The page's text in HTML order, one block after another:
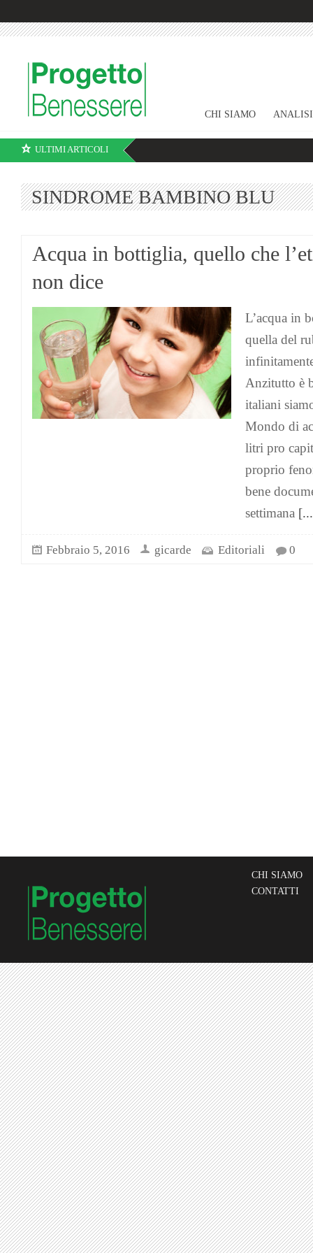
CHI SIAMO ANALISI
ULTIMI ARTICOLI
SINDROME BAMBINO BLU
Acqua in bottiglia, quello che
non dice
L’acqua in
quella del
Anzitutto è
italiani
Mondo di
litri pro
proprio
bene
settimana
Febbraio 5, 2016 gicarde Editoriali 0
CHI SIAMO
CONTATTI